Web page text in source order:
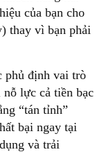
của bạn cho
thay vì bạn phải
phủ định vai trò
nỗ lực cả tiền bạc
“tán tỉnh”
bại ngay tại
và trải